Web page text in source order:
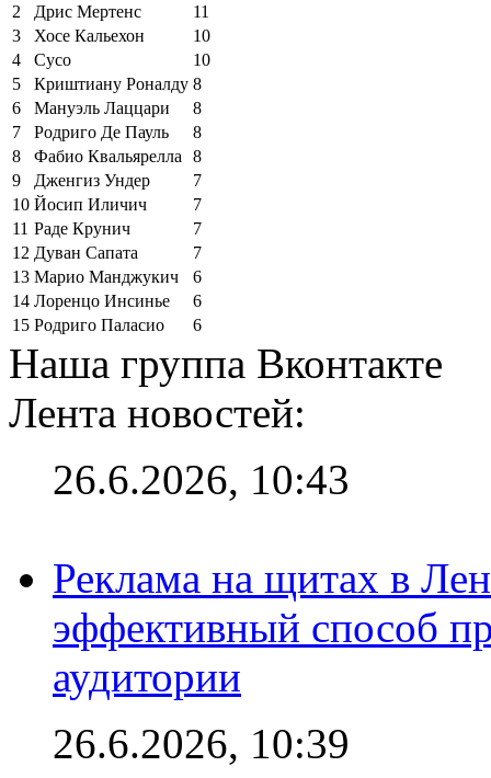
2
Дрис Мертенс
11
3
Хосе Кальехон
10
4
Сусо
10
5
Криштиану Роналду 8
6
Мануэль Лаццари
8
7
Родриго Де Пауль
8
8
Фабио Квальярелла
8
9
Дженгиз Ундер
7
10 Йосип Иличич
7
11 Раде Крунич
7
12 Дуван Сапата
7
13 Марио Манджукич
6
14 Лоренцо Инсинье
6
15 Родриго Паласио 6
Наша группа Вконтакте
Лента новостей:
26.6.2026, 10:43
Реклама на щитах в
эффективный способ
аудитории
26.6.2026, 10:39